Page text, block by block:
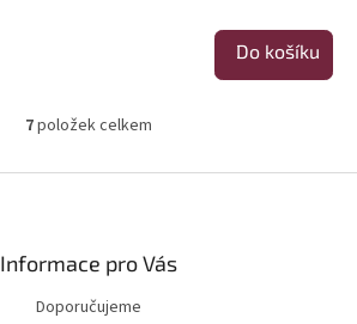
Do košíku
Ovládací prvky výpisu
7položek celkem
Informace pro Vás
Doporučujeme